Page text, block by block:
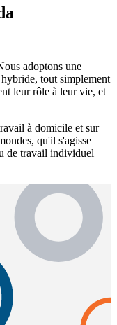
adoptons une
tout simplement
leur rôle à leur vie, et
à domicile et sur
qu'il s'agisse
de travail individuel